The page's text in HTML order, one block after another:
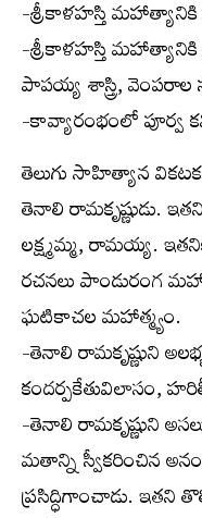
-శ్రీకాళహస్తి
-శ్రీకాళహస్తి మహాత్యానికి
పాపయ్య శాస్త్రి, వెంపరాల
-కావ్యారంభంలో పూర్వ
తెలుగు సాహిత్యాన
తెనాలి రామకృష్ణుడు.
లక్ష్మమ్మ, రామయ్య.
రచనలు పాండురంగ
ఘటికాచల మహాత్మ్యం.
-తెనాలి రామకృష్ణుని
కందర్పకేతువిలాసం,
-తెనాలి రామకృష్ణుని
మతాన్ని స్వీకరించిన
ప్రసిద్ధిగాంచాడు. ఇతని